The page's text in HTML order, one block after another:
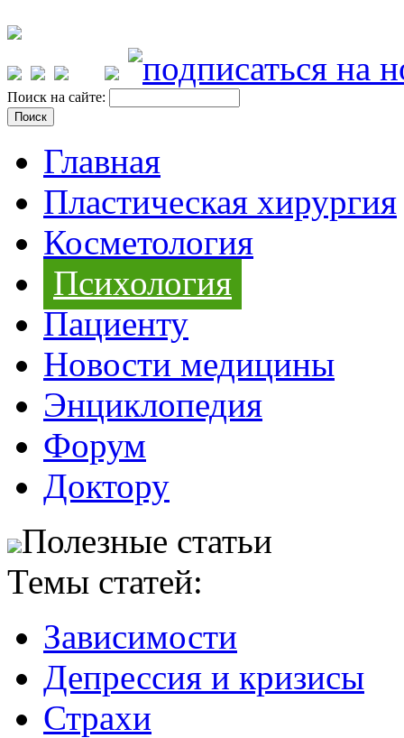
Поиск на сайте:
Главная
Пластическая хирургия
Косметология
Психология
Пациенту
Новости медицины
Энциклопедия
Форум
Доктору
Полезные статьи
Темы статей:
Зависимости
Депрессия и кризисы
Страхи